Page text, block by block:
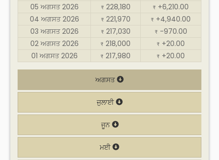
05 ਅਗਸਤ 2026
₹ 228,180 ₹ +6,210.00
04 ਅਗਸਤ 2026
₹ 221,970 ₹ +4,940.00
03 ਅਗਸਤ 2026
₹ 217,030 ₹ -970.00
02 ਅਗਸਤ 2026
₹ 218,000 ₹ +20.00
01 ਅਗਸਤ 2026
₹ 217,980 ₹ +20.00
ਅਗਸਤ
ਜੁਲਾਈ
ਜੂਨ
ਮਈ